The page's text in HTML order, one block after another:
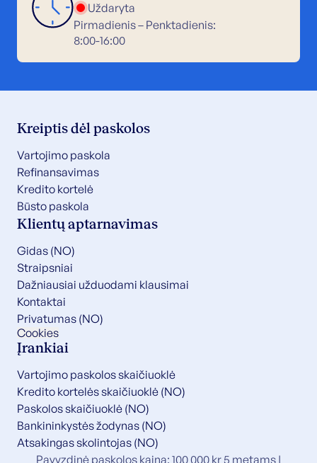
Uždaryta
Pirmadienis – Penktadienis:
8:00-16:00
Kreiptis dėl paskolos
Vartojimo paskola
Refinansavimas
Kredito kortelė
Būsto paskola
Klientų aptarnavimas
Gidas (NO)
Straipsniai
Dažniausiai užduodami klausimai
Kontaktai
Privatumas (NO)
Cookies
Įrankiai
Vartojimo paskolos skaičiuoklė
Kredito kortelės skaičiuoklė (NO)
Paskolos skaičiuoklė (NO)
Bankininkystės žodynas (NO)
Atsakingas skolintojas (NO)
Pavyzdinė paskolos kaina: 100 000 kr 5 metams |